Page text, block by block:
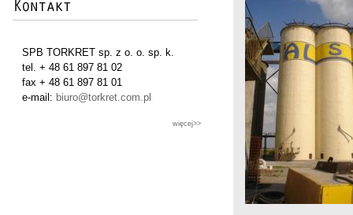
SPB TORKRET sp. z o. o. sp. k.
tel. + 48 61 897 81 02
fax + 48 61 897 81 01
e-mail: biuro@torkret.com.pl
więcej>>